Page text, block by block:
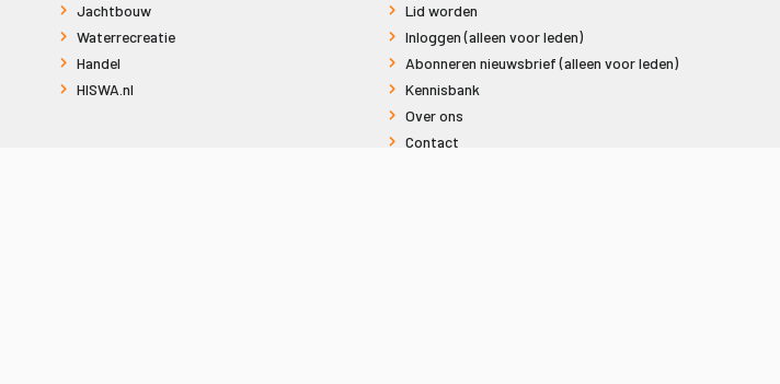
Jachtbouw
Waterrecreatie
Handel
HISWA.nl
Lid worden
Inloggen (alleen voor leden)
Abonneren nieuwsbrief (alleen voor leden)
Kennisbank
Over ons
Contact